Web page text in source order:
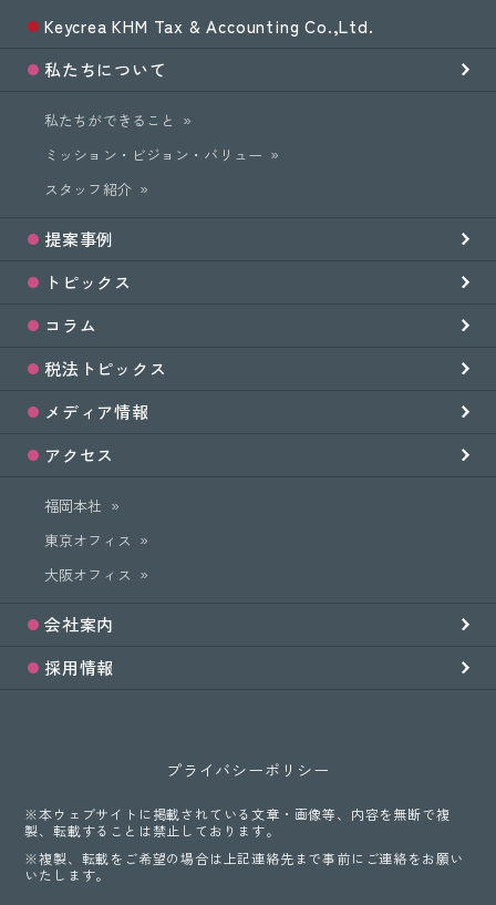
Keycrea KHM Tax & Accounting Co.,Ltd.
私たちについて
私たちができること
ミッション・ビジョン・バリュー
スタッフ紹介
提案事例
トピックス
コラム
税法トピックス
メディア情報
アクセス
福岡本社
東京オフィス
大阪オフィス
会社案内
採用情報
プライバシーポリシー
※本ウェブサイトに掲載されている文章・画像等、内容を無断で複
製、転載することは禁止しております。
※複製、転載をご希望の場合は上記連絡先まで事前にご連絡をお願い
いたします。